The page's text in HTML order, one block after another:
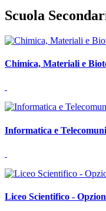
Scuola
Chimica, Materiali e
Informatica e
Liceo Scientifico -